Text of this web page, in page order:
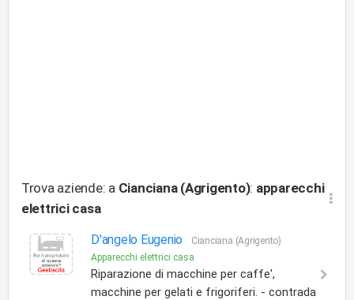
Trova aziende: a Cianciana (Agrigento): apparecchi
elettrici casa
D'angelo Eugenio
Cianciana (Agrigento)
Apparecchi elettrici casa
Riparazione di macchine per caffe',
macchine per gelati e frigoriferi. - contrada